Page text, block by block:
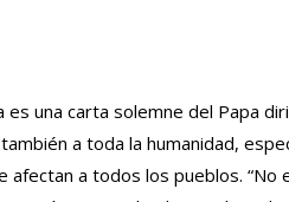
es una carta solemne del Papa
a toda la humanidad,
afectan a todos los pueblos.